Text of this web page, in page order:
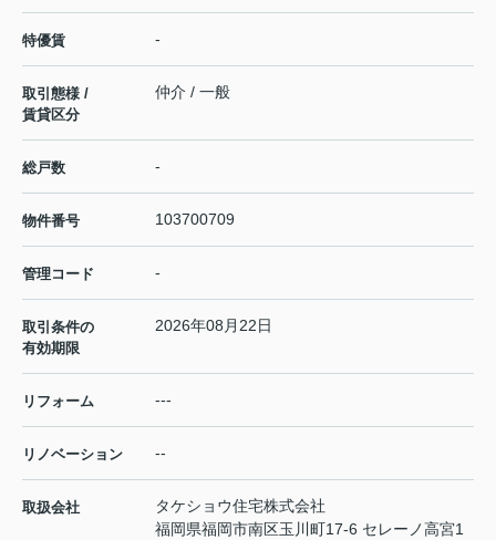
特優賃 -
取引態様 /
賃貸区分
仲介 / 一般
総戸数 -
物件番号 103700709
管理コード -
取引条件の
有効期限
2026年08月22日
リフォーム ---
リノベーション --
取扱会社
タケショウ住宅株式会社
福岡県福岡市南区玉川町17-6 セレーノ高宮1